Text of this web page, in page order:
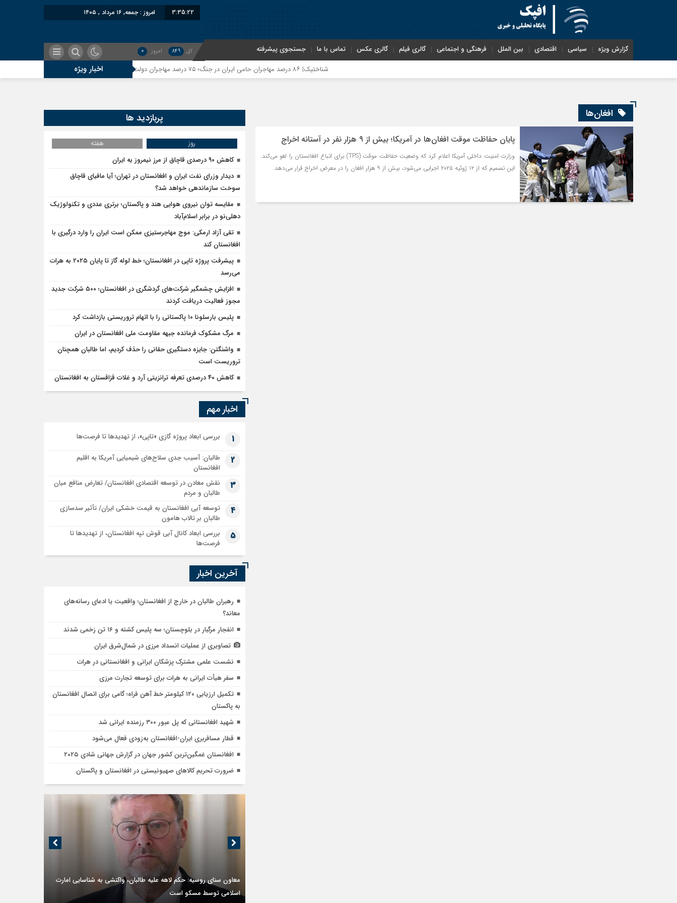
3:35:22 امروز : جمعه, ۱۶ مرداد , ۱۴۰۵
گزارش ویژه سیاسی اقتصادی بین الملل فرهنگی و اجتماعی گالری فیلم گالری عکس تماس با ما جستجوی پیشرفته کل 849 امروز 0
اخبار ویژه شناختیک| ۸۶ درصد مهاجران حامی ایران در جنگ؛ ۷۵ درصد مهاجران دولت چهاردهم را خیرخواه خود نمی‌دانند
افغان‌ها
پایان حفاظت موقت افغان‌ها در آمریکا؛ بیش از ۹ هزار نفر در آستانه اخراج
وزارت امنیت داخلی آمریکا اعلام کرد که وضعیت حفاظت موقت (TPS) برای اتباع افغانستان را لغو می‌کند.
این تصمیم که از ۱۲ ژوئیه ۲۰۲۵ اجرایی می‌شود، بیش از ۹ هزار افغان را در معرض اخراج قرار می‌دهد.
پربازدید ها
روز
هفته
کاهش ۹۰ درصدی قاچاق از مرز نیمروز به ایران
دیدار وزرای نفت ایران و افغانستان در تهران؛ آیا مافیای قاچاق
سوخت سازماندهی خواهد شد؟
مقایسه توان نیروی هوایی هند و پاکستان؛ برتری عددی و تکنولوژیک
دهلی‌نو در برابر اسلام‌آباد
تقی آزاد ارمکی: موج مهاجرستیزی ممکن است ایران را وارد درگیری با
افغانستان کند
پیشرفت پروژه تاپی در افغانستان؛ خط لوله گاز تا پایان ۲۰۲۵ به هرات
می‌رسد
افزایش چشمگیر شرکت‌های گردشگری در افغانستان؛ ۵۰۰ شرکت جدید
مجوز فعالیت دریافت کردند
پلیس بارسلونا ۱۰ پاکستانی را با اتهام تروریستی بازداشت کرد
مرگ مشکوک فرمانده جبهه مقاومت ملی افغانستان در ایران
واشنگتن: جایزه دستگیری حقانی را حذف کردیم، اما طالبان همچنان
تروریست است
کاهش ۴۰ درصدی تعرفه ترانزیتی آرد و غلات قزاقستان به افغانستان
اخبار مهم
1 بررسی ابعاد پروژه گازی «تاپی»، از تهدیدها تا فرصت‌ها
2
طالبان: آسیب جدی سلاح‌های شیمیایی آمریکا به اقلیم
افغانستان
3
نقش معادن در توسعه اقتصادی افغانستان/ تعارض منافع میان
طالبان و مردم
4
توسعه آبی افغانستان به قیمت خشکی ایران/ تأثیر سدسازی
طالبان بر تالاب هامون
5
بررسی ابعاد کانال آبی قوش تپه افغانستان، از تهدیدها تا
فرصت‌ها
آخرین اخبار
رهبران طالبان در خارج از افغانستان؛ واقعیت یا ادعای رسانه‌های
معاند؟
انفجار مرگبار در بلوچستان؛ سه پلیس کشته و ۱۶ تن زخمی شدند
تصاویری از عملیات انسداد مرزی در شمال‌شرق ایران
نشست علمی مشترک پزشکان ایرانی و افغانستانی در هرات
سفر هیأت ایرانی به هرات برای توسعه تجارت مرزی
تکمیل ارزیابی ۱۲۰ کیلومتر خط آهن فراه؛ گامی برای اتصال افغانستان
به پاکستان
شهید افغانستانی که پل عبور ۳۰۰ رزمنده ایرانی شد
قطار مسافربری ایران-افغانستان به‌زودی فعال می‌شود
افغانستان غمگین‌ترین کشور جهان در گزارش جهانی شادی ۲۰۲۵
ضرورت تحریم کالاهای صهیونیستی در افغانستان و پاکستان
معاون سنای روسیه: حکم لاهه علیه طالبان، واکنشی به شناسایی امارت
اسلامی توسط مسکو است